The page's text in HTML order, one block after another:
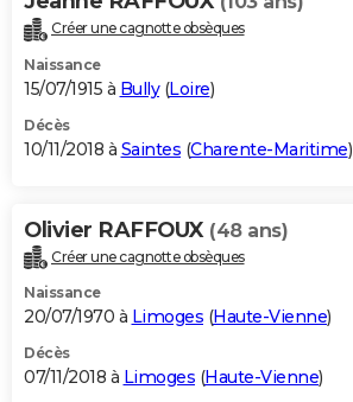
Créer une cagnotte obsèques
Naissance
15/07/1915 à Bully(Loire)
Décès
10/11/2018 à Saintes (Charente-Maritime)
Olivier RAFFOUX (48 ans)
Créer une cagnotte obsèques
Naissance
20/07/1970 à Limoges (Haute-Vienne)
Décès
07/11/2018 à Limoges (Haute-Vienne)